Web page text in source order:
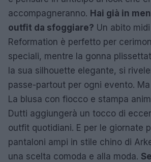
accompagneranno. Hai già in
outfit da sfoggiare? Un abito
Reformation è perfetto per
speciali, mentre la gonna
la sua silhouette elegante, si
passe-partout per ogni evento.
La blusa con fiocco e stampa
Dutti aggiungerà un tocco di
outfit quotidiani. E per le giornate
pantaloni ampi in stile chino di
una scelta comoda e alla moda.